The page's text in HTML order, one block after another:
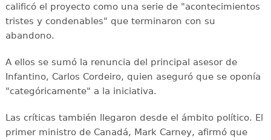
calificó el proyecto como una serie de "acontecimientos
tristes y condenables" que terminaron con su
abandono.
A ellos se sumó la renuncia del principal asesor de
Infantino, Carlos Cordeiro, quien aseguró que se oponía
"categóricamente" a la iniciativa.
Las críticas también llegaron desde el ámbito político. El
primer ministro de Canadá, Mark Carney, afirmó que